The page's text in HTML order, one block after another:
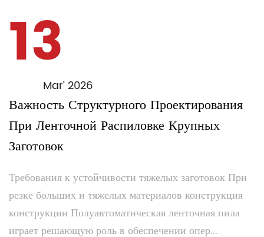
13Mar’ 2026
Важность Структурного Проектирования
При Ленточной Распиловке Крупных
Заготовок
Требования к устойчивости тяжелых заготовок При
резке больших и тяжелых материалов конструкция
конструкции Полуавтоматическая ленточная пила
играет решающую роль в обеспечении опер...